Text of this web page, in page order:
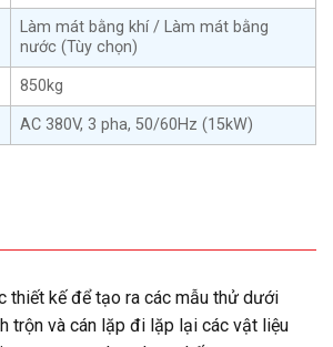
Làm mát bằng khí / Làm mát bằng
nước (Tùy chọn)
850kg
AC 380V, 3 pha, 50/60Hz (15kW)
thiết kế để tạo ra các mẫu thử dưới
trộn và cán lặp đi lặp lại các vật liệu